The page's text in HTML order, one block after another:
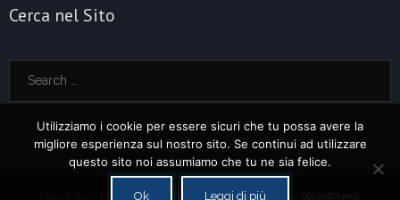
Cerca nel Sito
Think Up Themes Ltd. Powered by WordPress
Utilizziamo i cookie per essere sicuri che tu possa avere la
migliore esperienza sul nostro sito. Se continui ad utilizzare
questo sito noi assumiamo che tu ne sia felice.
Ok Leggi di più